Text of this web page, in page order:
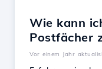
Wie kann
Postfächer
Vor einem Jahr